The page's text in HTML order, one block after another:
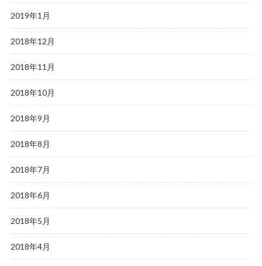
2019年1月
2018年12月
2018年11月
2018年10月
2018年9月
2018年8月
2018年7月
2018年6月
2018年5月
2018年4月